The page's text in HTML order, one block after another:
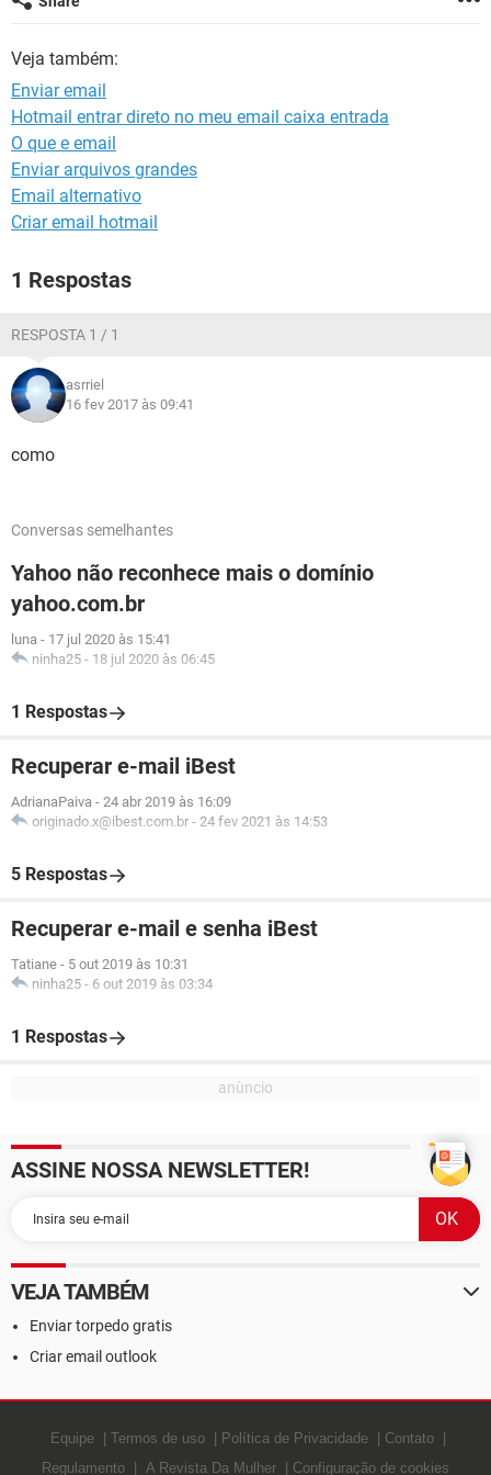
GUIA DE COMPRAS
Veja também:
Enviar email
Hotmail entrar direto no meu email caixa entrada
O que e email
Enviar arquivos grandes
Email alternativo
Criar email hotmail
1 Respostas
RESPOSTA 1 / 1
asrriel
16 fev 2017 às 09:41
como
Conversas semelhantes
Yahoo não reconhece mais o domínio
yahoo.com.br
luna - 17 jul 2020 às 15:41
ninha25 - 18 jul 2020 às 06:45
1 Respostas
Recuperar e-mail iBest
AdrianaPaiva - 24 abr 2019 às 16:09
originado.x@ibest.com.br - 24 fev 2021 às 14:53
5 Respostas
Recuperar e-mail e senha iBest
Tatiane - 5 out 2019 às 10:31
ninha25 - 6 out 2019 às 03:34
1 Respostas
ASSINE NOSSA NEWSLETTER!
VEJA TAMBÉM
Enviar torpedo gratis
Criar email outlook
Equipe Termos de uso Política de Privacidade
Contato
Regulamento
A Revista Da Mulher Configuração de cookies